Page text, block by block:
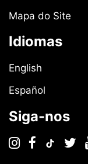
Mapa do Site
Idiomas
English
Español
Siga-nos